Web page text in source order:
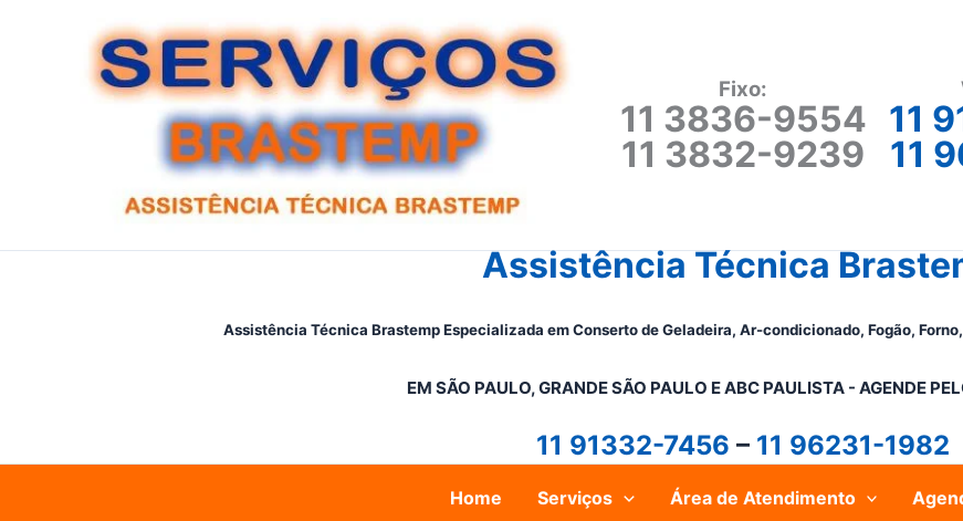
Fixo:
11 3836-9554
11 3832-9239
11
11
Assistência Técnica
Assistência Técnica Brastemp Especializada em Conserto de Geladeira, Ar-condicionado, Fogão,
EM SÃO PAULO, GRANDE SÃO PAULO E ABC PAULISTA - AGENDE
11 91332-7456 – 11 96231-1982
Home Serviços Área de Atendimento